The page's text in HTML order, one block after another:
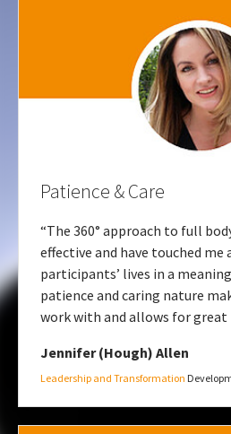
Patience & Care
“The 360° approach to full
effective and have touched me
participants’ lives in a
patience and caring nature
work with and allows for great
Jennifer (Hough) Allen
Leadership and Transformation